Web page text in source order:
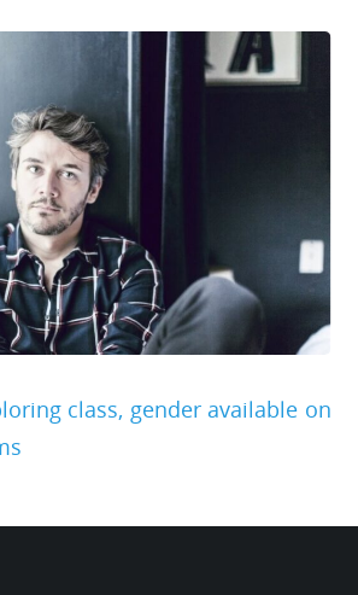
class, gender available on